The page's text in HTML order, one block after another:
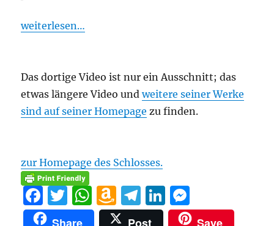
weiterlesen…
Das dortige Video ist nur ein Ausschnitt; das
etwas längere Video undweitere seiner Werke
sind auf seiner Homepage zu finden.
zur Homepage des Schlosses.
F
a
T
w
W
h
A
m
T
el
Li
n e